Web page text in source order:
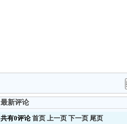
最新评论
共有0评论首页 上一页 下一页 尾页